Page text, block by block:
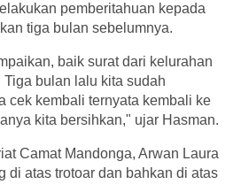
pemberitahuan kepada
tiga bulan sebelumnya.
baik surat dari kelurahan
bulan lalu kita sudah
cek kembali ternyata kembali ke
kita bersihkan," ujar Hasman.
Camat Mandonga, Arwan Laura
di atas trotoar dan bahkan di atas